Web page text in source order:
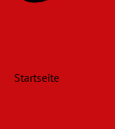
Startseite